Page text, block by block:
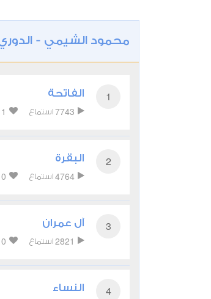
محمود الشيمي -
1 الفاتحة
7743 استماع 1
2 البقرة
4764 استماع 0
3 آل عمران
2821 استماع 0
4 النساء